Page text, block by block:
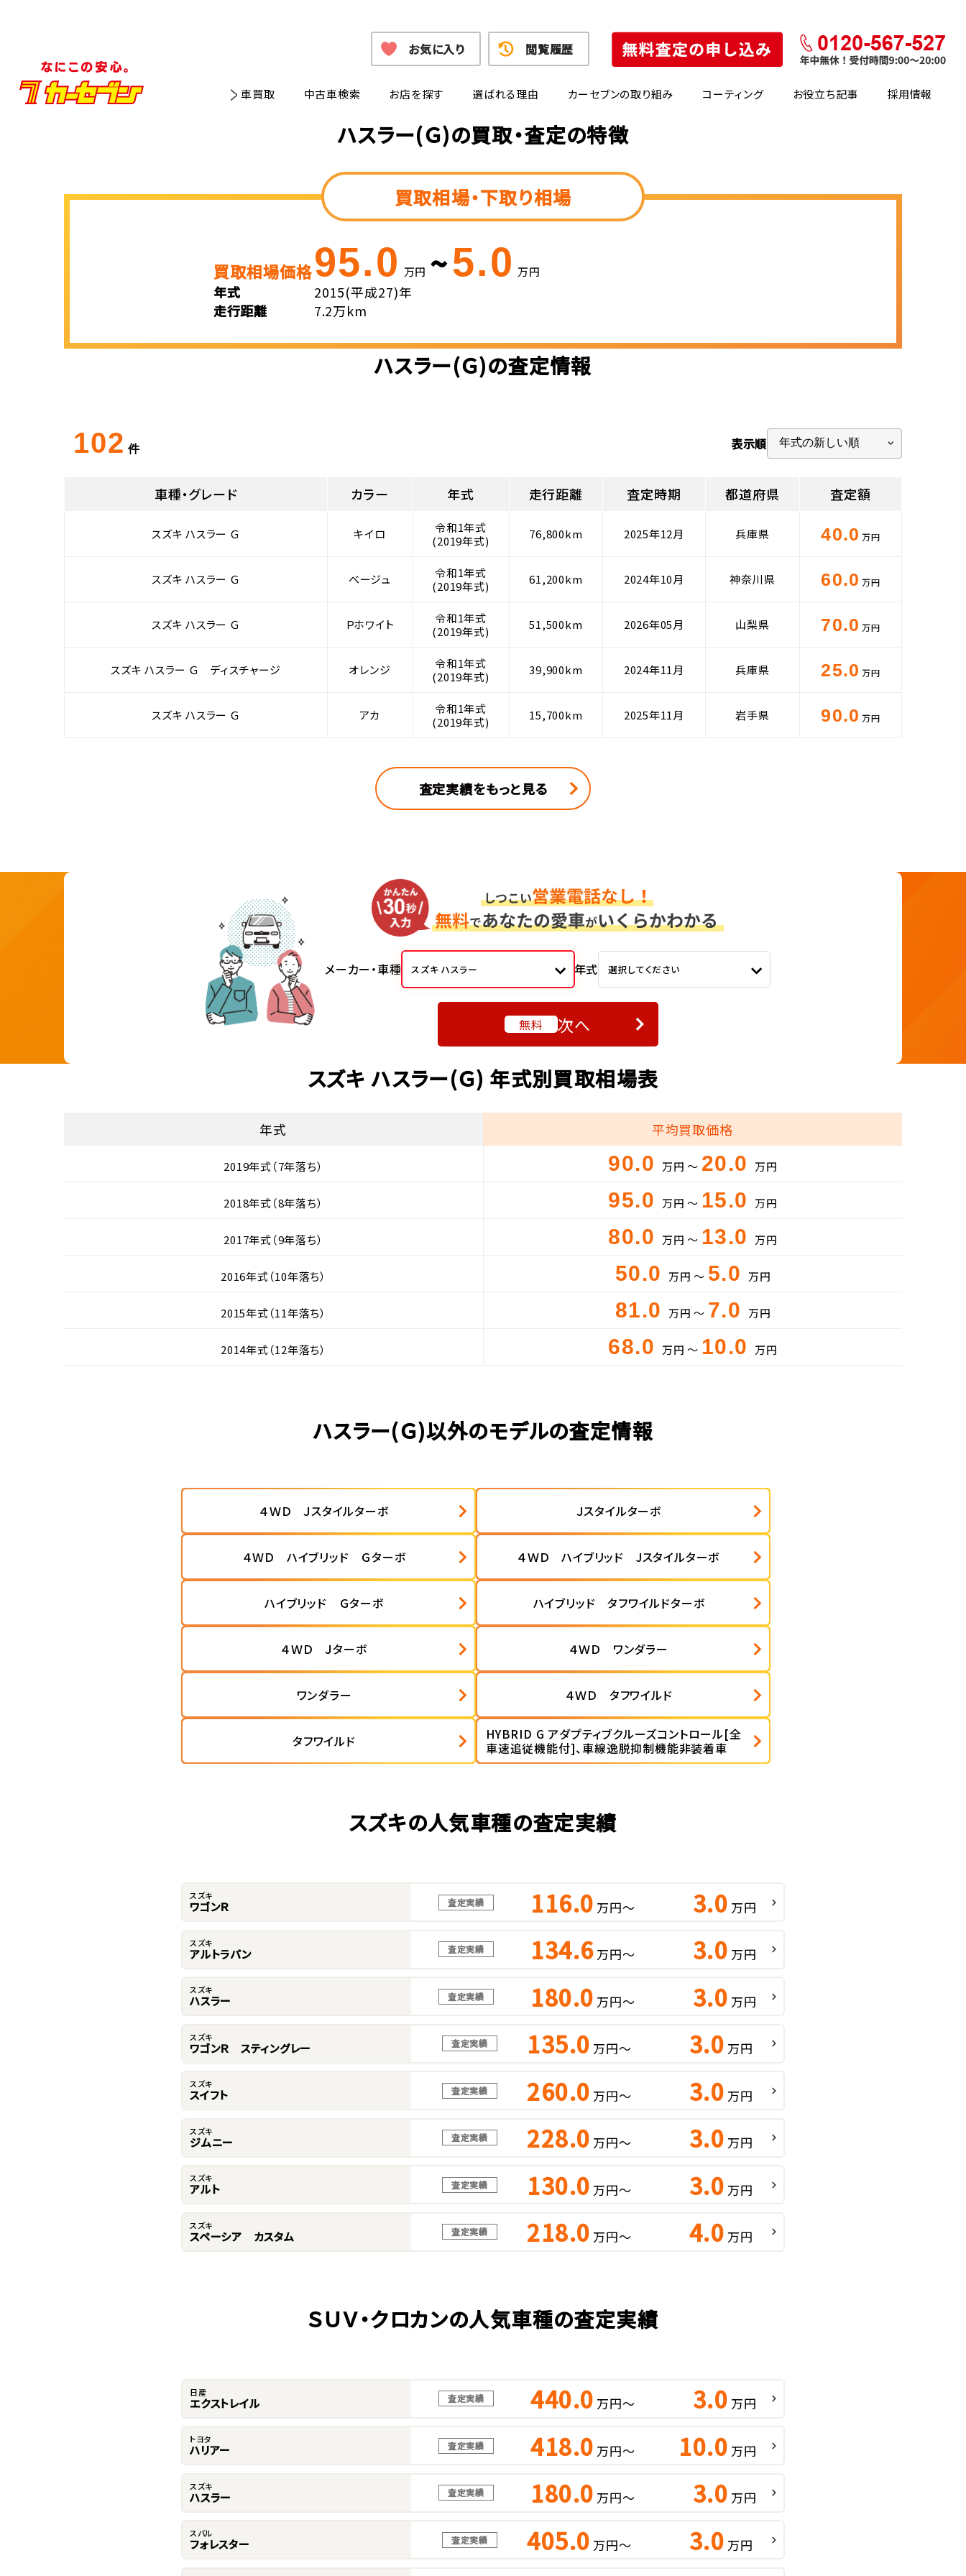
車買取 中古車検索 お店を探す 選ばれる理由 カーセブンの取り組み コーティング お役立ち記事 採用情報
お気に入り 閲覧履歴
ハスラー(Ｇ)の買取・査定の特徴
買取相場・下取り相場
買取相場価格95.0 万円 ~5.0 万円
年式
2015(平成27)年
走行距離
7.2万km
ハスラー(Ｇ)の査定情報
102 件 表示順
車種・グレード カラー 年式 走行距離 査定時期 都道府県 査定額
スズキ ハスラー Ｇ キイロ
令和1年式
(2019年式)
76,800km 2025年12月 兵庫県 40.0 万円
スズキ ハスラー Ｇ ベージュ
令和1年式
(2019年式)
61,200km 2024年10月 神奈川県 60.0 万円
スズキ ハスラー Ｇ Ｐホワイト
令和1年式
(2019年式)
51,500km 2026年05月 山梨県 70.0 万円
スズキ ハスラー Ｇ ディスチャージ オレンジ
令和1年式
(2019年式)
39,900km 2024年11月 兵庫県 25.0 万円
スズキ ハスラー Ｇ アカ
令和1年式
(2019年式)
15,700km 2025年11月 岩手県 90.0 万円
査定実績をもっと見る
メーカー・車種 スズキ ハスラー 年式 選択してください
無料 次へ
スズキ ハスラー(Ｇ) 年式別買取相場表
年式 平均買取価格
2019年式（7年落ち） 90.0 万円 ～ 20.0 万円
2018年式（8年落ち） 95.0 万円 ～ 15.0 万円
2017年式（9年落ち） 80.0 万円 ～ 13.0 万円
2016年式（10年落ち） 50.0 万円 ～ 5.0 万円
2015年式（11年落ち） 81.0 万円 ～ 7.0 万円
2014年式（12年落ち） 68.0 万円 ～ 10.0 万円
ハスラー(Ｇ)以外のモデルの査定情報
４ＷＤ Ｊスタイルターボ Ｊスタイルターボ
４ＷＤ ハイブリッド Ｇターボ ４ＷＤ ハイブリッド Jスタイルターボ
ハイブリッド Ｇターボ ハイブリッド タフワイルドターボ
４ＷＤ Ｊターボ ４ＷＤ ワンダラー
ワンダラー ４ＷＤ タフワイルド
タフワイルド
HYBRID G アダプティブクルーズコントロール[全
車速追従機能付]、車線逸脱抑制機能非装着車
スズキの人気車種の査定実績
スズキ
ワゴンＲ 査定実績 116.0 万円～ 3.0 万円
スズキ
アルトラパン 査定実績 134.6 万円～ 3.0 万円
スズキ
ハスラー 査定実績 180.0 万円～ 3.0 万円
スズキ
ワゴンＲ スティングレー 査定実績 135.0 万円～ 3.0 万円
スズキ
スイフト 査定実績 260.0 万円～ 3.0 万円
スズキ
ジムニー 査定実績 228.0 万円～ 3.0 万円
スズキ
アルト 査定実績 130.0 万円～ 3.0 万円
スズキ
スペーシア カスタム 査定実績 218.0 万円～ 4.0 万円
ＳＵＶ・クロカンの人気車種の査定実績
日産
エクストレイル 査定実績 440.0 万円～ 3.0 万円
トヨタ
ハリアー 査定実績 418.0 万円～ 10.0 万円
スズキ
ハスラー 査定実績 180.0 万円～ 3.0 万円
スバル
フォレスター 査定実績 405.0 万円～ 3.0 万円